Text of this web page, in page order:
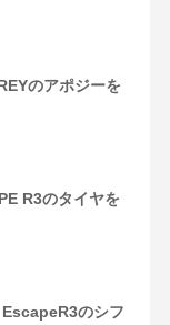
のアポジーを
R3のタイヤを
のシフ